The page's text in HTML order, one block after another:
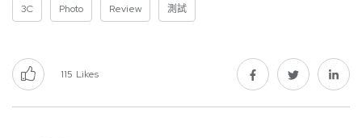
3C Photo Review 測試
115 Likes